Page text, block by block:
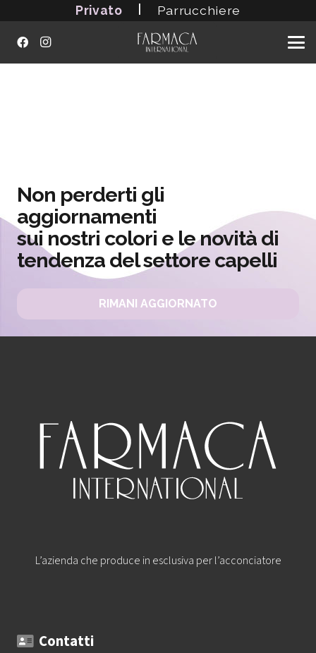
Privato | Parrucchiere
Non perderti gli
aggiornamenti
sui nostri colori e le novità di
tendenza del settore capelli
RIMANI AGGIORNATO
L’azienda che produce in esclusiva per l’acconciatore
Contatti